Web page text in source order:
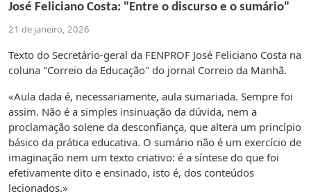
José Feliciano Costa: "Entre o discurso e o sumário"
21 de janeiro, 2026
Texto do Secretário-geral da FENPROF José Feliciano Costa na
coluna "Correio da Educação" do jornal Correio da Manhã.
«Aula dada é, necessariamente, aula sumariada. Sempre foi
assim. Não é a simples insinuação da dúvida, nem a
proclamação solene da desconfiança, que altera um princípio
básico da prática educativa. O sumário não é um exercício de
imaginação nem um texto criativo: é a síntese do que foi
efetivamente dito e ensinado, isto é, dos conteúdos
lecionados.»